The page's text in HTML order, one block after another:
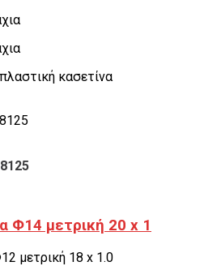
κασετίνα
Φ14 μετρική 20 x 1
μετρική 18 x 1.0